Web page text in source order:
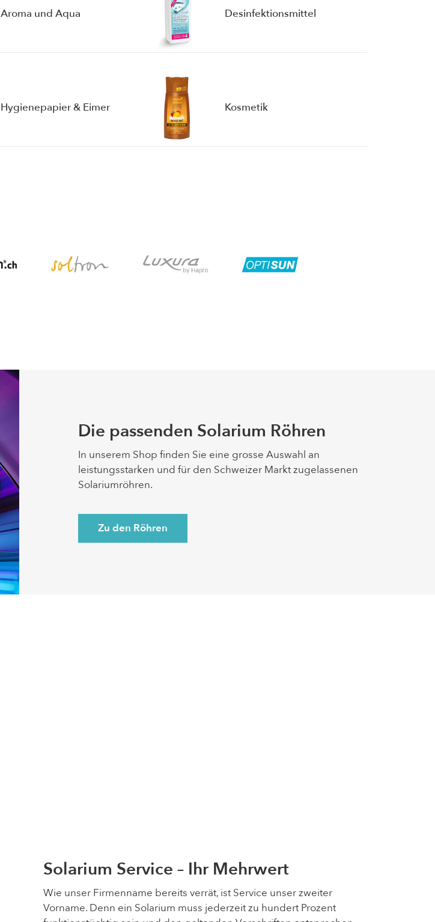
Aroma und Aqua Desinfektionsmittel
Hygienepapier & Eimer Kosmetik
Die passenden Solarium Röhren
In unserem Shop finden Sie eine grosse Auswahl an
leistungsstarken und für den Schweizer Markt zugelassenen
Solariumröhren.
Zu den Röhren
Solarium Service – Ihr Mehrwert
Wie unser Firmen­name bereits verrät, ist Service unser zweiter
Vorname. Denn ein Solarium muss jederzeit zu hundert Prozent